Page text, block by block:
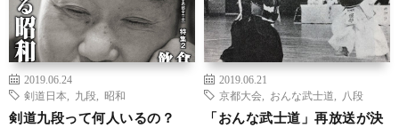
2019.06.24
剣道日本
九段 昭和
剣道九段って何人いるの？
2019.06.21
京都大会
おんな武士道 八段
「おんな武士道」再放送が決